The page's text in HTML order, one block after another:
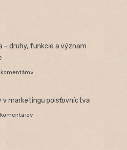
– druhy, funkcie a význam
komentárov
v marketingu poisťovníctva